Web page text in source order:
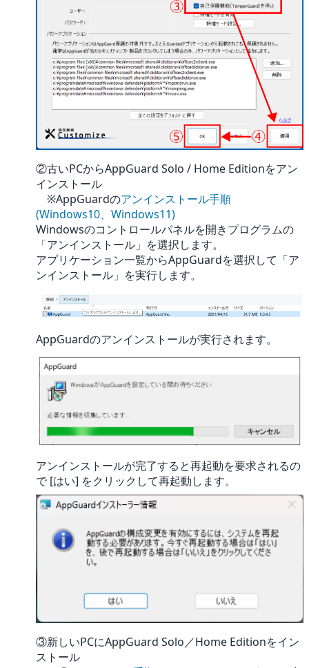
②古いPCからAppGuard Solo / Home Editionをアン
インストール
※AppGuardのアンインストール手順
(Windows10、Windows11)
Windowsのコントロールパネルを開きプログラムの
「アンインストール」を選択します。
アプリケーション一覧からAppGuardを選択して「ア
ンインストール」を実行します。
AppGuardのアンインストールが実行されます。
アンインストールが完了すると再起動を要求されるの
で [はい] をクリックして再起動します。
③新しいPCにAppGuard Solo／Home Editionをイン
ストール